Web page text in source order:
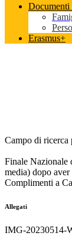
Documenti
Erasmus+
Campo di ricerca
Finale Nazionale
media) dopo
Complimenti a
Allegati
IMG-20230514-